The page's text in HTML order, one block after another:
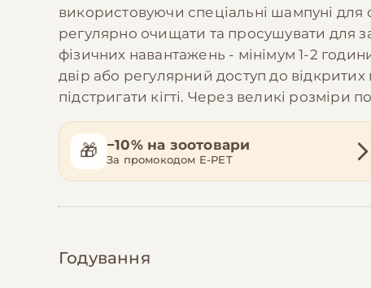
використовуючи спеціальні шампуні для
регулярно очищати та просушувати для
фізичних навантажень - мінімум 1-2
двір або регулярний доступ до
підстригати кігті. Через великі розміри
🎁 −10% на зоотовари
За промокодом E-PET
Годування